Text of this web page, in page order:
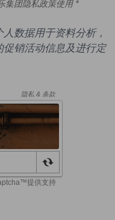
集团隐私政策使用 *
数据用于资料分析，
销活动信息及进行定